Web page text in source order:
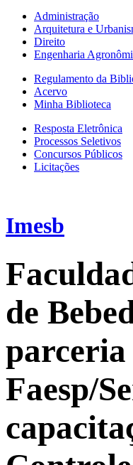
Administração
Arquitetura e
Direito
Engenharia
Regulamento da
Acervo
Minha Biblioteca
Resposta Eletrônica
Processos Seletivos
Concursos Públicos
Licitações
Imesb
de
parceria
Faesp/